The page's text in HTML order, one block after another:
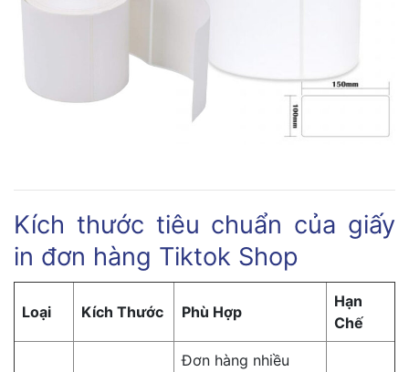
Kích thước tiêu chuẩn của giấy
in đơn hàng Tiktok Shop
Loại Kích Thước Phù Hợp
Hạn
Chế
Đơn hàng nhiều